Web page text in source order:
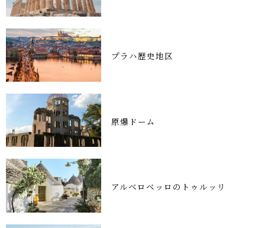
プラハ歴史地区
原爆ドーム
アルベロベッロのトゥルッリ